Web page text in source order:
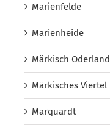
Marienfelde
Marienheide
Märkisch Oderland
Märkisches Viertel
Marquardt